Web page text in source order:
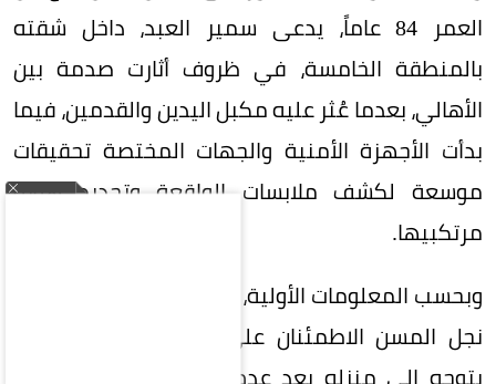
العمر 84 عاماً، يدعى سمير العبد، داخل شقته
بالمنطقة الخامسة، في ظروف أثارت صدمة بين
الأهالي، بعدما عُثر عليه مكبل اليدين والقدمين، فيما
بدأت الأجهزة الأمنية والجهات المختصة تحقيقات
موسعة لكشف ملابسات الواقعة وتحديد هوية
مرتكبيها.
وبحسب المعلومات الأولية، بدأت الواقعة عندما حاول
نجل المسن الاطمئنان على والده هاتفياً، قبل أن